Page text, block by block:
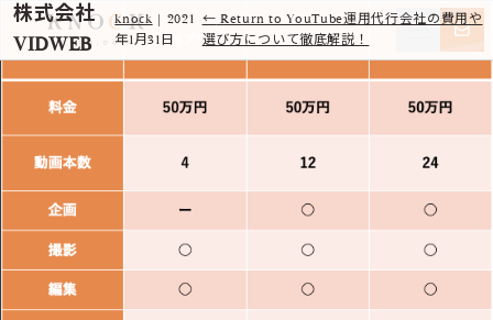
株式会社
VIDWEB
knock | 2021
年1月31日
← Return to YouTube運用代行会社の費用や
選び方について徹底解説！